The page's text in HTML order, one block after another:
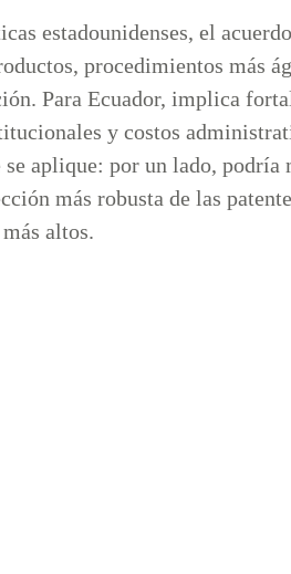
estadounidenses, el
procedimientos más
Para Ecuador, implica
y costos
se aplique: por un lado,
más robusta de las
altos.